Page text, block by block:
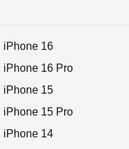
iPhone 16
iPhone 16 Pro
iPhone 15
iPhone 15 Pro
iPhone 14